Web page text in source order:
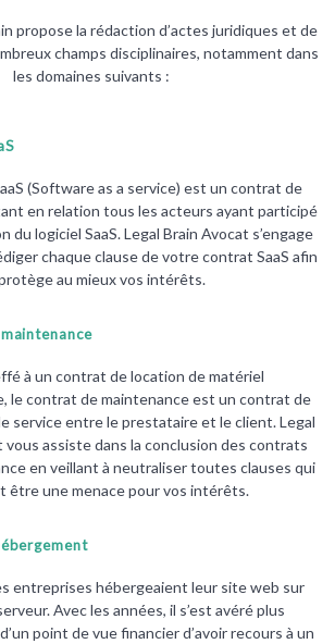
propose la rédaction d’actes juridiques et de
champs disciplinaires, notamment dans
les domaines suivants :
(Software as a service) est un contrat de
en relation tous les acteurs ayant participé
du logiciel SaaS. Legal Brain Avocat s’engage
chaque clause de votre contrat SaaS afin
au mieux vos intérêts.
à un contrat de location de matériel
le contrat de maintenance est un contrat de
service entre le prestataire et le client. Legal
vous assiste dans la conclusion des contrats
en veillant à neutraliser toutes clauses qui
être une menace pour vos intérêts.
entreprises hébergeaient leur site web sur
Avec les années, il s’est avéré plus
point de vue financier d’avoir recours à un